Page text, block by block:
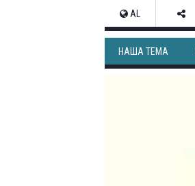
AL
НАША ТЕМА